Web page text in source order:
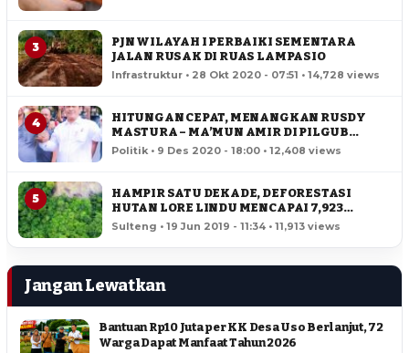
3
PJN WILAYAH I PERBAIKI SEMENTARA
JALAN RUSAK DI RUAS LAMPASIO
Infrastruktur • 28 Okt 2020 - 07:51 • 14,728 views
4
HITUNGAN CEPAT, MENANGKAN RUSDY
MASTURA – MA’MUN AMIR DI PILGUB
SULTENG
Politik • 9 Des 2020 - 18:00 • 12,408 views
5
HAMPIR SATU DEKADE, DEFORESTASI
HUTAN LORE LINDU MENCAPAI 7,923
HEKTAR
Sulteng • 19 Jun 2019 - 11:34 • 11,913 views
Jangan Lewatkan
Bantuan Rp10 Juta per KK Desa Uso Berlanjut, 72
Warga Dapat Manfaat Tahun 2026